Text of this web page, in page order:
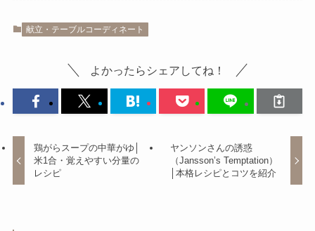
献立・テーブルコーディネート
よかったらシェアしてね！
鶏がらスープの中華がゆ│
米1合・覚えやすい分量の
レシピ
ヤンソンさんの誘惑
（Jansson’s Temptation）
│本格レシピとコツを紹介